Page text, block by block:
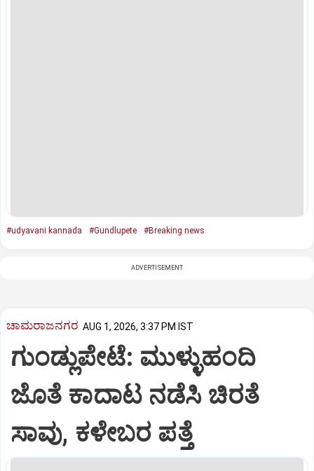
#udyavani kannada #Gundlupete #Breaking news
ADVERTISEMENT
ಚಾಮರಾಜನಗರ AUG 1, 2026, 3:37 PM IST
ಗುಂಡ್ಲುಪೇಟೆ: ಮುಳ್ಳುಹಂದಿ
ಜೊತೆ ಕಾದಾಟ ನಡೆಸಿ ಚಿರತೆ
ಸಾವು, ಕಳೇಬರ ಪತ್ತೆ